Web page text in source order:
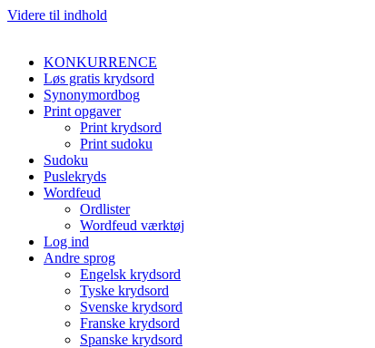
Videre til indhold
KONKURRENCE
Løs gratis krydsord
Synonymordbog
Print opgaver
Print krydsord
Print sudoku
Sudoku
Puslekryds
Wordfeud
Ordlister
Wordfeud værktøj
Log ind
Andre sprog
Engelsk krydsord
Tyske krydsord
Svenske krydsord
Franske krydsord
Spanske krydsord